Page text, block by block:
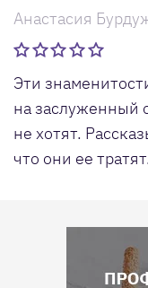
Анастасия
Эти
на заслуженный
не хотят.
что они ее тратят.